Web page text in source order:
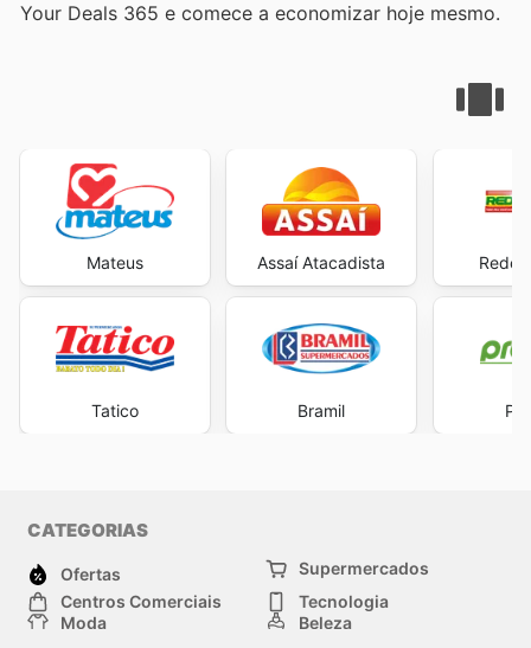
Your Deals 365 e comece a economizar hoje mesmo.
Mateus
Tatico
Assaí Atacadista
Bramil
Rede
CATEGORIAS
Ofertas
Supermercados
Centros Comerciais
Tecnologia
Moda
Beleza